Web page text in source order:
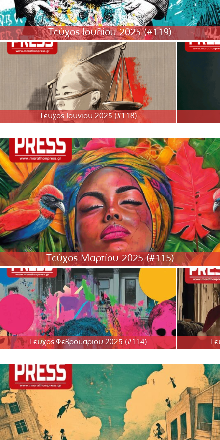
Τεύχος Ιουλίου 2025 (#119)
Τεύχος Ιουνίου 2025 (#118)
Τεύχος Μαρτίου 2025 (#115)
Τεύχος Φεβρουαρίου 2025 (#114)